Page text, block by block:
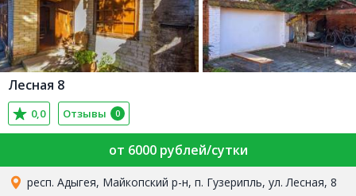
Лесная 8
0,0 Отзывы 0
от 6000 рублей/сутки
респ. Адыгея, Майкопский р-н, п. Гузерипль, ул. Лесная, 8